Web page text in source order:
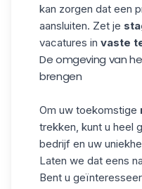
kan zorgen dat een
aansluiten. Zet je
vacatures in vaste
De omgeving van
brengen
Om uw toekomstige
trekken, kunt u heel
bedrijf en uw
Laten we dat eens
Bent u